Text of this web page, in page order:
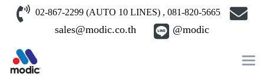
02-867-2299 (AUTO 10 LINES) , 081-820-5665
sales@modic.co.th @modic